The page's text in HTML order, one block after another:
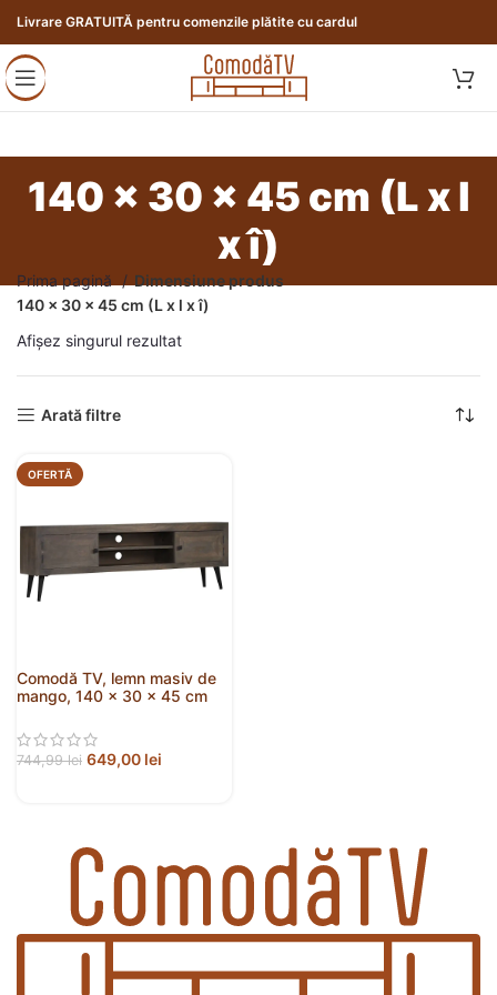
Livrare GRATUITĂ pentru comenzile plătite cu cardul
140 x 30 x 45 cm (L x l
x î)
Prima pagină
Dimensiune produs
140 x 30 x 45 cm (L x l x î)
Afișez singurul rezultat
Arată filtre
OFERTĂ
Comodă TV, lemn masiv de
mango, 140 x 30 x 45 cm
744,99lei 649,00 lei